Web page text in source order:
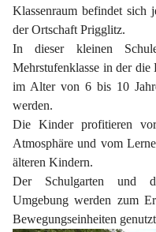
Klassenraum befindet
der Ortschaft Prigglitz.
In dieser kleinen
Mehrstufenklasse in der
im Alter von 6 bis 10
werden.
Die Kinder profitieren
Atmosphäre und vom
älteren Kindern.
Der Schulgarten und
Umgebung werden zum
Bewegungseinheiten